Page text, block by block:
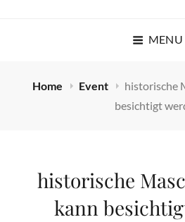
MENU
Home Event
historische
besichtigt
historische
kann